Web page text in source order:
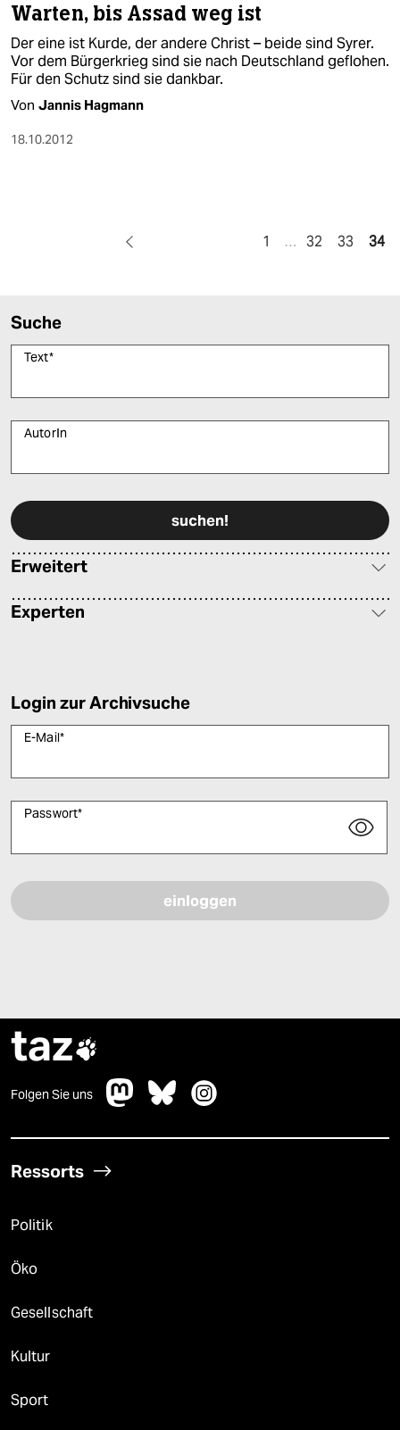
Warten, bis Assad weg ist
Der eine ist Kurde, der andere Christ – beide sind Syrer.
Vor dem Bürgerkrieg sind sie nach Deutschland geflohen.
Für den Schutz sind sie dankbar.
Von Jannis Hagmann
18.10.2012
1 … 32 33 34
Suche
Text*
AutorIn
Erweitert
Experten
Login zur Archivsuche
E-Mail*
Passwort*
taz
Folgen Sie uns
Ressorts
Politik
Öko
Gesellschaft
Kultur
Sport